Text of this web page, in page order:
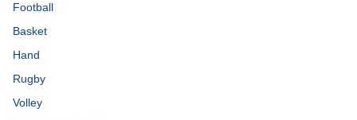
Football
Basket
Hand
Rugby
Volley